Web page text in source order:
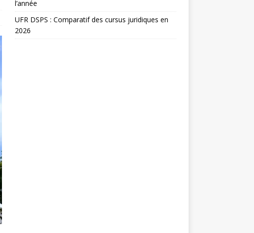
l’année
UFR DSPS : Comparatif des cursus juridiques en
2026